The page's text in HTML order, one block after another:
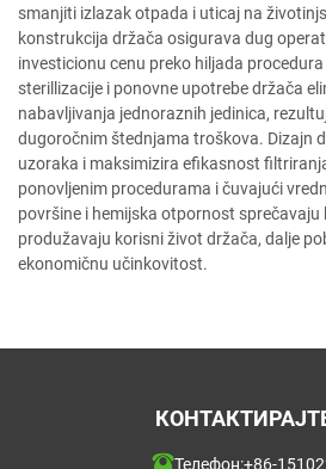
smanjiti izlazak otpada i uticaj na
konstrukcija držača osigurava dug
investicionu cenu preko hiljada
sterillizacije i ponovne upotrebe držača
nabavljivanja jednoraznih jedinica,
dugoročnim štednjama troškova. Dizajn
uzoraka i maksimizira efikasnost
ponovljenim procedurama i čuvajući
površine i hemijska otpornost
produžavaju korisni život držača, dalje
ekonomičnu učinkovitost.
Телефон:+86-